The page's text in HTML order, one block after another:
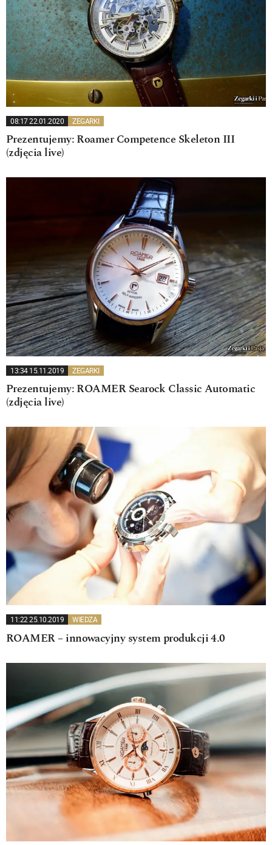
08:17 22.01.2020 ZEGARKI
Prezentujemy: Roamer Competence Skeleton III
(zdjęcia live)
13:34 15.11.2019 ZEGARKI
Prezentujemy: ROAMER Searock Classic Automatic
(zdjęcia live)
11:22 25.10.2019 WIEDZA
ROAMER – innowacyjny system produkcji 4.0